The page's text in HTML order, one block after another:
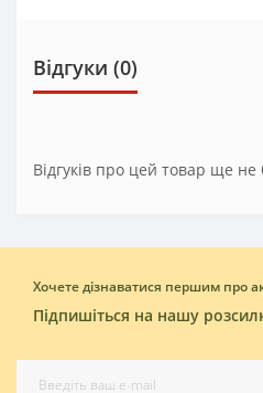
Відгуки (0)
Відгуків про цей товар ще не
Хочете дізнаватися першим про
Підпишіться на нашу